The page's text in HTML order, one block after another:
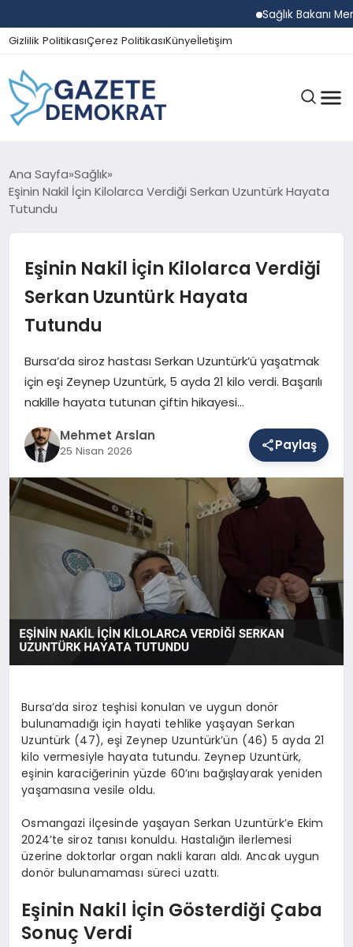
Sağlık Bakanı
Gizlilik PolitikasıÇerez PolitikasıKünyeİletişim
GÜNDEM
EKONOMI
SPOR
SAĞLIK
EĞITIM
DÜNYA
Ana Sayfa Sağlık
Eşinin Nakil İçin Kilolarca Verdiği Serkan Uzuntürk Hayata
Tutundu
Eşinin Nakil İçin Kilolarca Verdiği
Serkan Uzuntürk Hayata
Tutundu
Bursa’da siroz hastası Serkan Uzuntürk’ü yaşatmak
için eşi Zeynep Uzuntürk, 5 ayda 21 kilo verdi. Başarılı
nakille hayata tutunan çiftin hikayesi…
Mehmet Arslan
25 Nisan 2026 Paylaş
Bursa’da siroz teşhisi konulan ve uygun donör
bulunamadığı için hayati tehlike yaşayan Serkan
Uzuntürk (47), eşi Zeynep Uzuntürk’ün (46) 5 ayda 21
kilo vermesiyle hayata tutundu. Zeynep Uzuntürk,
eşinin karaciğerinin yüzde 60’ını bağışlayarak yeniden
yaşamasına vesile oldu.
Osmangazi ilçesinde yaşayan Serkan Uzuntürk’e Ekim
2024’te siroz tanısı konuldu. Hastalığın ilerlemesi
üzerine doktorlar organ nakli kararı aldı. Ancak uygun
donör bulunamaması süreci uzattı.
Eşinin Nakil İçin Gösterdiği Çaba
Sonuç Verdi